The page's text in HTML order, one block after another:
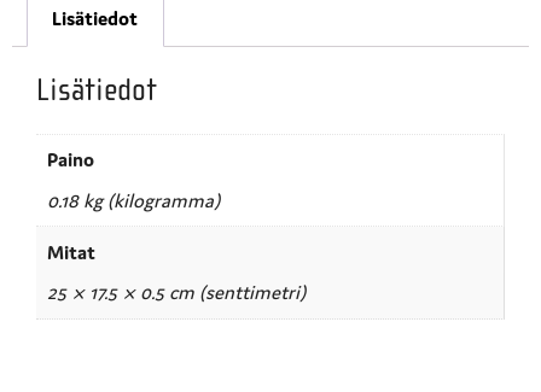
Lisätiedot
Lisätiedot
Paino
0.18 kg (kilogramma)
Mitat
25 × 17.5 × 0.5 cm (senttimetri)